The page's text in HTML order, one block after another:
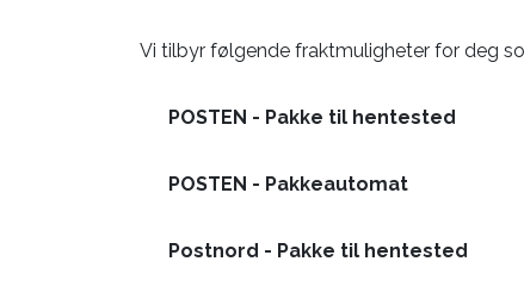
Vi tilbyr følgende fraktmuligheter for deg
POSTEN - Pakke til hentested
POSTEN - Pakkeautomat
Postnord - Pakke til hentested